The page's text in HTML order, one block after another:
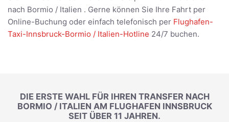
nach Bormio / Italien . Gerne können Sie Ihre Fahrt per
Online-Buchung oder einfach telefonisch per Flughafen-
Taxi-Innsbruck-Bormio / Italien-Hotline 24/7 buchen.
DIE ERSTE WAHL FÜR IHREN TRANSFER NACH
BORMIO / ITALIEN AM FLUGHAFEN INNSBRUCK
SEIT ÜBER 11 JAHREN.